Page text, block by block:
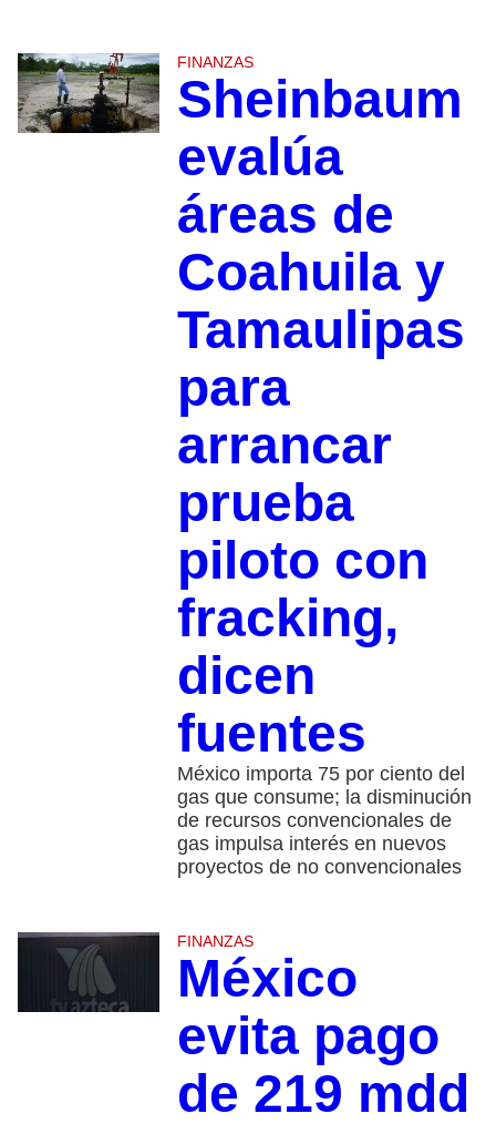
FINANZAS
Sheinbaum
evalúa
áreas de
Coahuila y
Tamaulipas
para
arrancar
prueba
piloto con
fracking,
dicen
fuentes
México importa 75 por ciento del
gas que consume; la disminución
de recursos convencionales de
gas impulsa interés en nuevos
proyectos de no convencionales
FINANZAS
México
evita pago
de 219 mdd